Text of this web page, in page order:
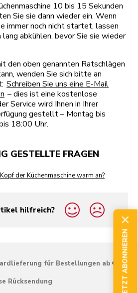
10 bis 15 Sekunden
Sie sie dann wieder ein. Wenn
immer noch nicht startet, lassen
abkühlen, bevor Sie sie wieder
den oben genannten Ratschlägen
wenden Sie sich bitte an
Schreiben Sie uns eine E-Mail
– dies ist eine kostenlose
Service wird Ihnen in Ihrer
gestellt – Montag bis
18:00 Uhr.
GESTELLTE FRAGEN
der Küchenmaschine warm an?
hilfreich?
für Bestellungen ab € 50
Rücksendung
JETZT ABONNIEREN